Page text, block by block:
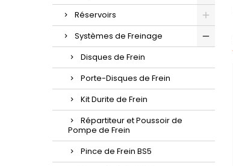
Réservoirs
Systèmes de Freinage
Disques de Frein
Porte-Disques de Frein
Kit Durite de Frein
Répartiteur et Poussoir de
Pompe de Frein
Pince de Frein BS5